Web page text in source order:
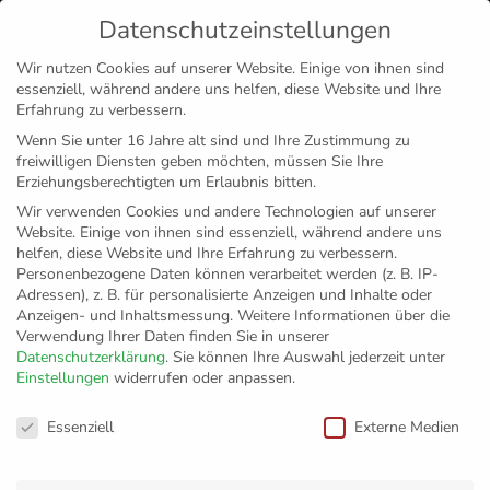
MENÜ
Disclaimer Impressum Datenschutz
DVV Pokal
Datenschutzeinstellungen
Wir nutzen Cookies auf unserer Website. Einige von ihnen sind
essenziell, während andere uns helfen, diese Website und Ihre
Erfahrung zu verbessern.
Wenn Sie unter 16 Jahre alt sind und Ihre Zustimmung zu
freiwilligen Diensten geben möchten, müssen Sie Ihre
Erziehungsberechtigten um Erlaubnis bitten.
Wir verwenden Cookies und andere Technologien auf unserer
Website. Einige von ihnen sind essenziell, während andere uns
helfen, diese Website und Ihre Erfahrung zu verbessern.
Personenbezogene Daten können verarbeitet werden (z. B. IP-
Adressen), z. B. für personalisierte Anzeigen und Inhalte oder
Anzeigen- und Inhaltsmessung. Weitere Informationen über die
Verwendung Ihrer Daten finden Sie in unserer
Datenschutzerklärung. Sie können Ihre Auswahl jederzeit unter
Einstellungen widerrufen oder anpassen.
Datenschutzeinstellungen
Essenziell Externe Medien